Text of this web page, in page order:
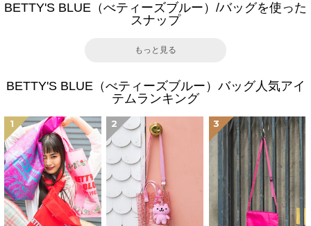
BETTY'S BLUE（べティーズブルー）/バッグを使った
スナップ
もっと見る
BETTY'S BLUE（べティーズブルー）バッグ人気アイ
テムランキング
1 2 3